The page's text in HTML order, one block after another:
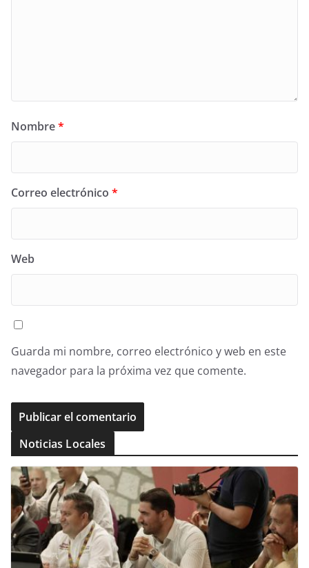
Nombre*
Correo electrónico *
Web
Guarda mi nombre, correo electrónico y web en este
navegador para la próxima vez que comente.
Noticias Locales